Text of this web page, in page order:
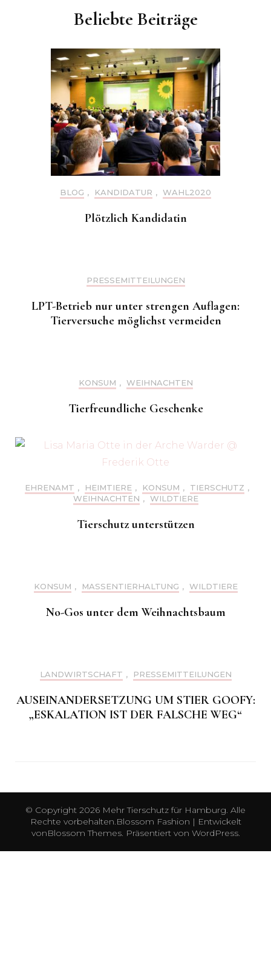
Beliebte Beiträge
BLOG , KANDIDATUR , WAHL2020
Plötzlich Kandidatin
PRESSEMITTEILUNGEN
LPT-Betrieb nur unter strengen Auflagen:
Tierversuche möglichst vermeiden
KONSUM , WEIHNACHTEN
Tierfreundliche Geschenke
EHRENAMT , HEIMTIERE , KONSUM , TIERSCHUTZ ,
WEIHNACHTEN , WILDTIERE
Tierschutz unterstützen
KONSUM , MASSENTIERHALTUNG , WILDTIERE
No-Gos unter dem Weihnachtsbaum
LANDWIRTSCHAFT , PRESSEMITTEILUNGEN
AUSEINANDERSETZUNG UM STIER GOOFY:
„ESKALATION IST DER FALSCHE WEG“
© Copyright 2026 Mehr Tierschutz für Hamburg. Alle
Rechte vorbehalten.Blossom Fashion | Entwickelt
vonBlossom Themes. Präsentiert von WordPress.